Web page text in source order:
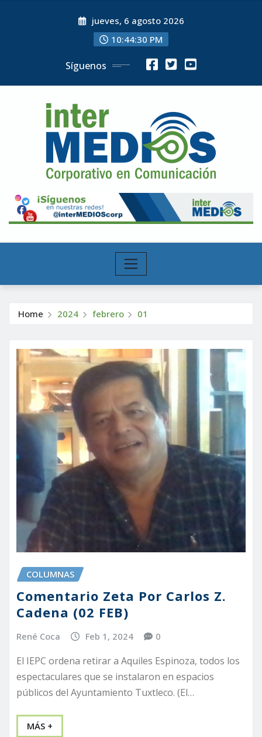
jueves, 6 agosto 2026
10:44:31 PM
Síguenos
Home 2024 febrero 01
COLUMNAS
Comentario Zeta Por Carlos Z.
Cadena (02 FEB)
René Coca Feb 1, 2024 0
El IEPC ordena retirar a Aquiles Espinoza, todos los
espectaculares que se instalaron en espacios
públicos del Ayuntamiento Tuxtleco. (El…
MÁS +